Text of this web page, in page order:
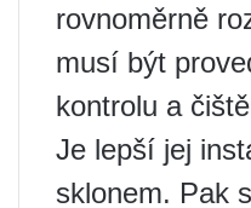
rovnoměrně
musí být
kontrolu a
Je lepší jej
sklonem. Pak